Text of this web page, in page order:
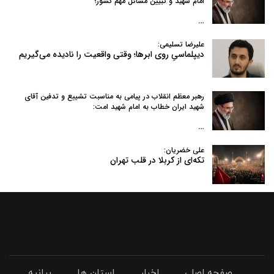
…
علیرضا تسلیمی:
دیپلماسیِ روی ابرها؛ وقتی واقعیت را نادیده می‌گیریم
رهبر معظم انقلاب در پیامی به‌ مناسبت تشییع و تدفین آقای
شهید ایران خطاب به امام شهید امت:
…
علی خضریان:
تکه‌ای از کربلا در قلب تهران